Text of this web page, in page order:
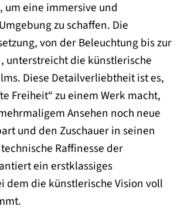
um eine immersive und
zu schaffen. Die
von der Beleuchtung bis zur
unterstreicht die künstlerische
Diese Detailverliebtheit ist es,
Freiheit“ zu einem Werk macht,
Ansehen noch neue
und den Zuschauer in seinen
Raffinesse der
ein erstklassiges
dem die künstlerische Vision voll